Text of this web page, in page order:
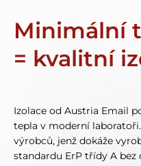
Minimální
= kvalitní
Izolace od Austria Email
tepla v moderní
výrobců, jenž dokáže
standardu ErP třídy A bez